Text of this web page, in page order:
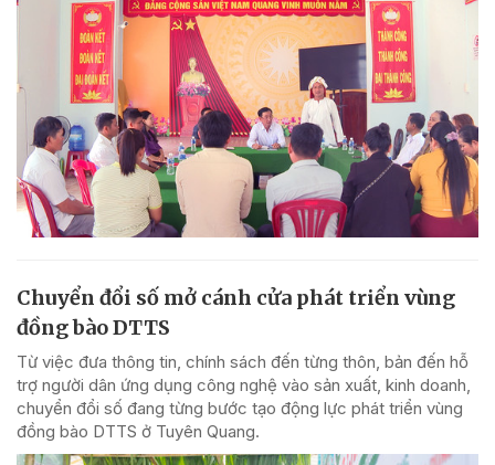
Chuyển đổi số mở cánh cửa phát triển vùng
đồng bào DTTS
Từ việc đưa thông tin, chính sách đến từng thôn, bản đến hỗ
trợ người dân ứng dụng công nghệ vào sản xuất, kinh doanh,
chuyển đổi số đang từng bước tạo động lực phát triển vùng
đồng bào DTTS ở Tuyên Quang.